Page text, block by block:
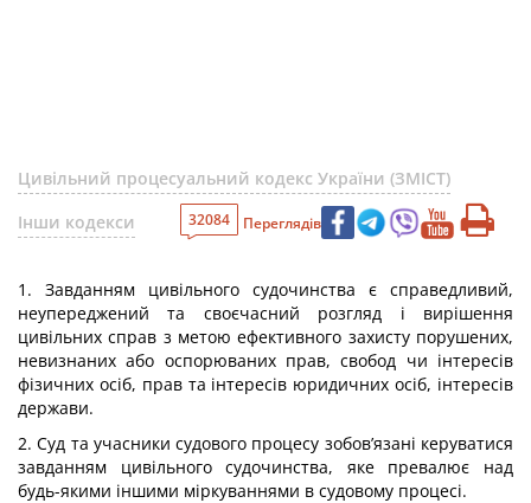
Цивільний процесуальний кодекс України (ЗМІСТ)
Інши кодекси
32084 Переглядів
1. Завданням цивільного судочинства є справедливий,
неупереджений та своєчасний розгляд і вирішення
цивільних справ з метою ефективного захисту порушених,
невизнаних або оспорюваних прав, свобод чи інтересів
фізичних осіб, прав та інтересів юридичних осіб, інтересів
держави.
2. Суд та учасники судового процесу зобов’язані керуватися
завданням цивільного судочинства, яке превалює над
будь-якими іншими міркуваннями в судовому процесі.